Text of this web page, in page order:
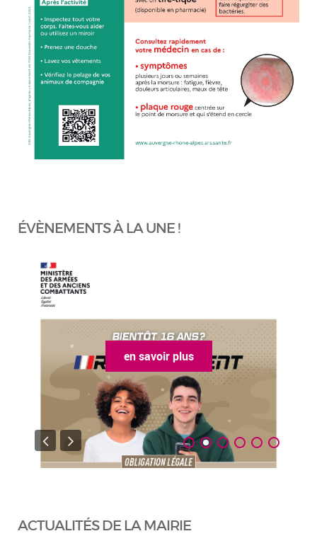
ÉVÈNEMENTS À LA UNE !
en savoir plus
ACTUALITÉS DE LA MAIRIE